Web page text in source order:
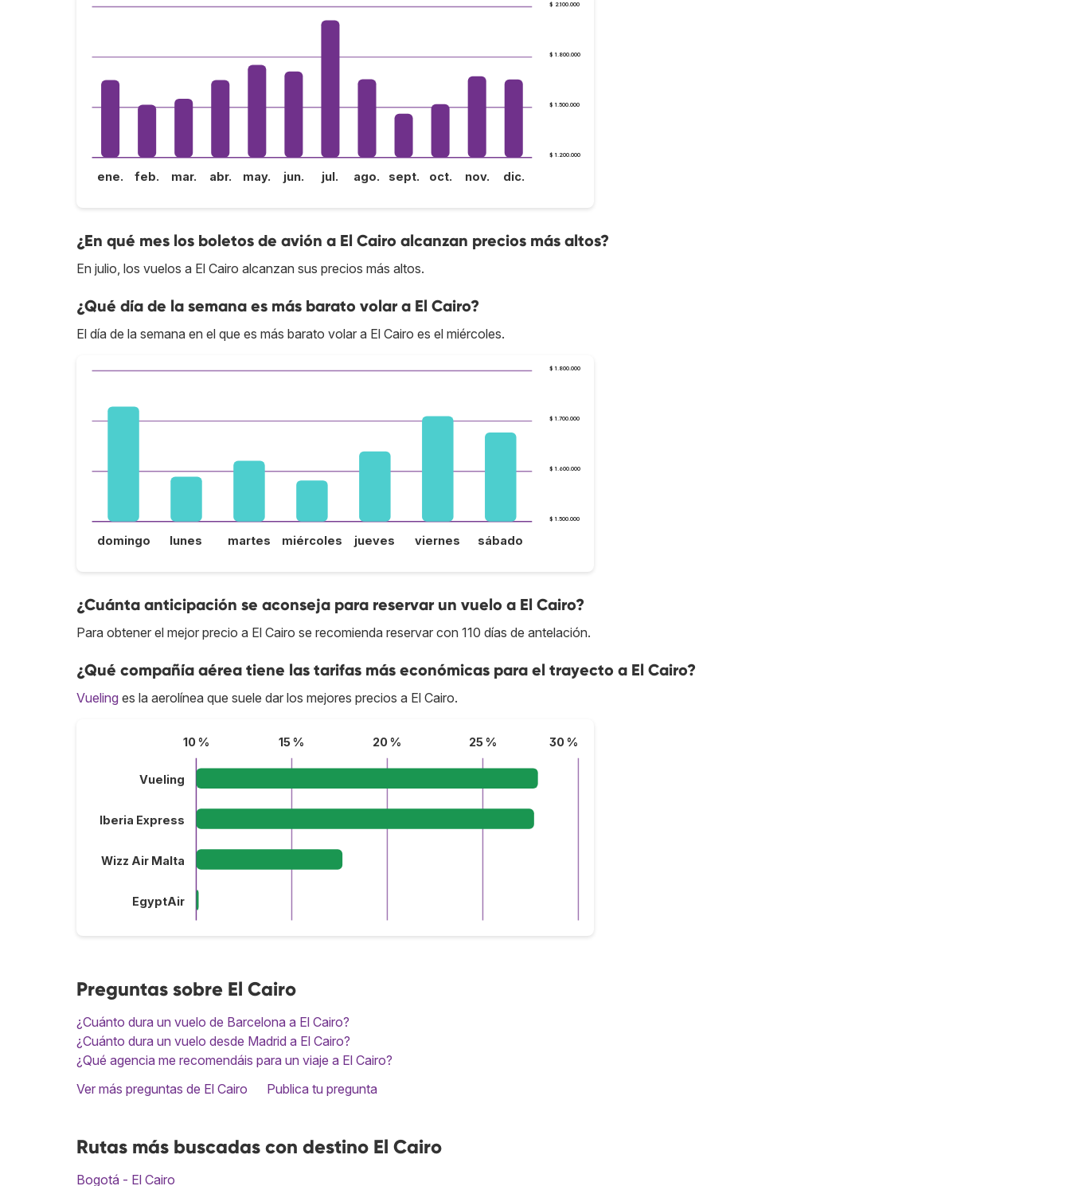
$ 1.200.000
$ 1.500.000
$ 1.800.000
$ 2.100.000
ene. feb. mar. abr. may. jun. jul. ago. sept. oct. nov. dic.
¿En qué mes los boletos de avión a El Cairo alcanzan precios más altos?
En julio, los vuelos a El Cairo alcanzan sus precios más altos.
¿Qué día de la semana es más barato volar a El Cairo?
El día de la semana en el que es más barato volar a El Cairo es el miércoles.
$ 1.500.000
$ 1.600.000
$ 1.700.000
$ 1.800.000
domingo lunes martes miércoles jueves viernes sábado
¿Cuánta anticipación se aconseja para reservar un vuelo a El Cairo?
Para obtener el mejor precio a El Cairo se recomienda reservar con 110 días de antelación.
¿Qué compañía aérea tiene las tarifas más económicas para el trayecto a El Cairo?
Vueling es la aerolínea que suele dar los mejores precios a El Cairo.
10 % 15 % 20 % 25 % 30 %
Vueling
Iberia Express
Wizz Air Malta
EgyptAir
Preguntas sobre El Cairo
¿Cuánto dura un vuelo de Barcelona a El Cairo?
¿Cuánto dura un vuelo desde Madrid a El Cairo?
¿Qué agencia me recomendáis para un viaje a El Cairo?
Ver más preguntas de El Cairo
Publica tu pregunta
Rutas más buscadas con destino El Cairo
Bogotá - El Cairo